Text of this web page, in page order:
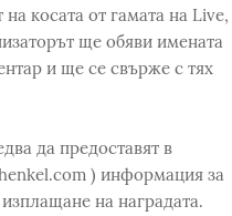
косата от гамата на Live,
ще обяви имената
и ще се свърже с тях
да предоставят в
) информация за
на наградата.